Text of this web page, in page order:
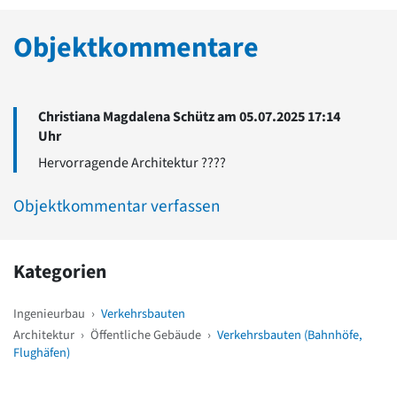
Objektkommentare
Christiana Magdalena Schütz am 05.07.2025 17:14
Uhr
Hervorragende Architektur ????
Objektkommentar verfassen
Kategorien
Ingenieurbau › Verkehrsbauten
Architektur › Öffentliche Gebäude › Verkehrsbauten (Bahnhöfe,
Flughäfen)